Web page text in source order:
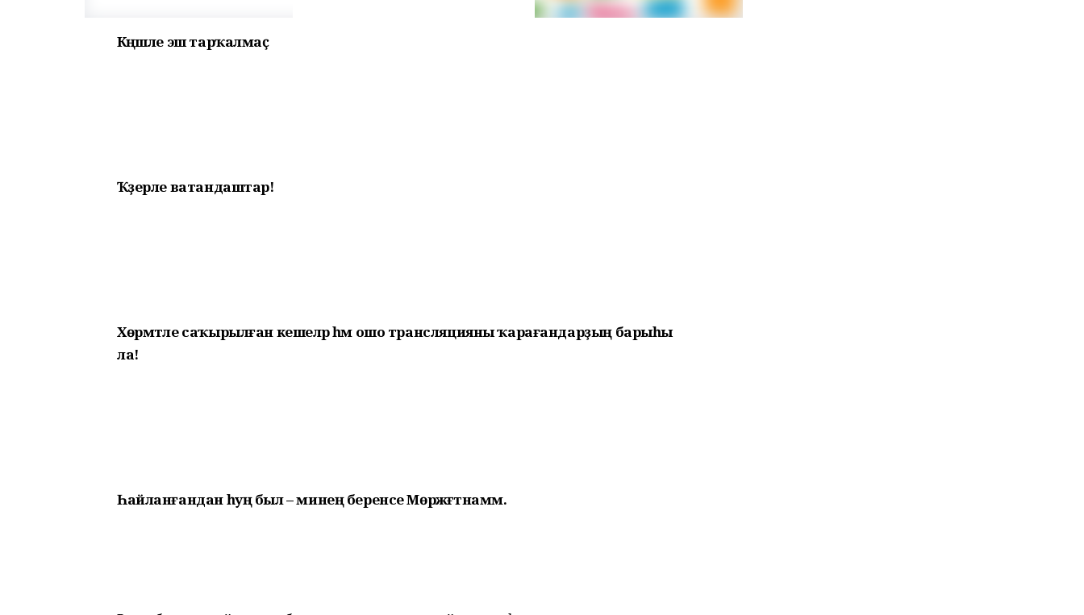
Кәңәшле эш тарҡалмаҫ
Ҡәҙерле ватандаштар!
Хөрмәтле саҡырылған кешеләр һәм ошо трансляцияны ҡарағандарҙың барыһы
ла!
Һайланғандан һуң был – минең беренсе Мөрәжәғәтнамәм.